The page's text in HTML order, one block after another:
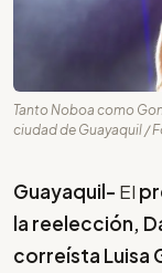
Tanto Noboa como
ciudad de Guayaquil /
Guayaquil- El
la reelección,
correísta Luisa